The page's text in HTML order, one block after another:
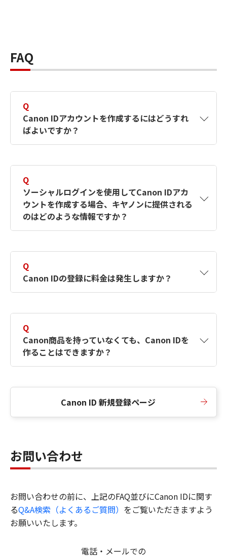
FAQ
Q
Canon IDアカウントを作成するにはどうすれ
ばよいですか？
す。詳しい作成方法は【カメラ】Canon IDとは
何ですか？Canon IDの作成方法は？をご確認く
ださい。
Q
ソーシャルログインを使用してCanon IDアカ
ウントを作成する場合、キヤノンに提供される
のはどのような情報ですか？
択したサービスから取得します。アカウントを
簡単に作成できるように、この情報を使用して
Canon IDの登録フォームを入力します。
Q
Canon IDの登録に料金は発生しますか？
Q
Canon商品を持っていなくても、Canon IDを
作ることはできますか？
Canon ID 新規登録ページ
お問い合わせ
お問い合わせの前に、上記のFAQ並びにCanon IDに関す
るQ&A検索（よくあるご質問） をご覧いただきますよう
お願いいたします。
電話・メールでの